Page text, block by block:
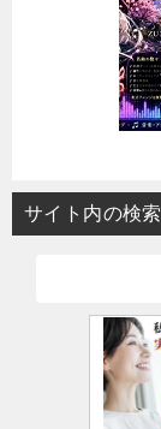
サイト内の検